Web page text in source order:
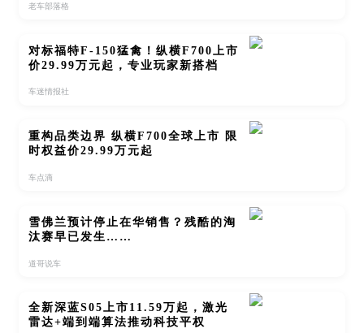
老车部落格
对标福特F-150猛禽！纵横F700上市
价29.99万元起，专业玩家新搭档
车迷情报社
重构品类边界 纵横F700全球上市 限
时权益价29.99万元起
车点滴
雪佛兰预计停止在华销售？残酷的淘
汰赛早已发生……
道哥说车
全新深蓝S05上市11.59万起，激光
雷达+端到端算法推动科技平权